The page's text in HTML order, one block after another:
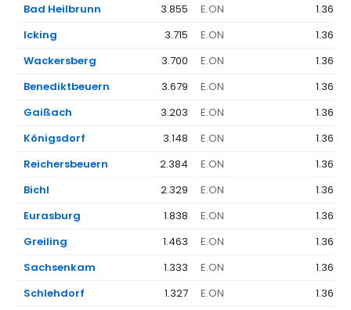
Bad Heilbrunn
3.855 E.ON
1.368 €
Icking
3.715 E.ON
1.368 €
Wackersberg
3.700 E.ON
1.368 €
Benediktbeuern
3.679 E.ON
1.368 €
Gaißach
3.203 E.ON
1.368 €
Königsdorf
3.148 E.ON
1.368 €
Reichersbeuern
2.384 E.ON
1.368 €
Bichl
2.329 E.ON
1.368 €
Eurasburg
1.838 E.ON
1.368 €
Greiling
1.463 E.ON
1.368 €
Sachsenkam
1.333 E.ON
1.368 €
Schlehdorf
1.327 E.ON
1.368 €